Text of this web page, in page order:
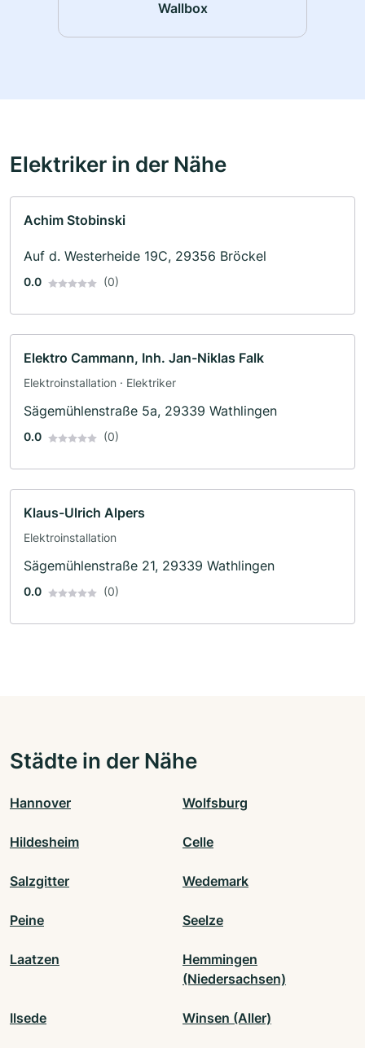
Wallbox
Elektriker in der Nähe
Achim Stobinski
Auf d. Westerheide 19C, 29356 Bröckel
0.0 (0)
Elektro Cammann, Inh. Jan-Niklas Falk
Elektroinstallation · Elektriker
Sägemühlenstraße 5a, 29339 Wathlingen
0.0 (0)
Klaus-Ulrich Alpers
Elektroinstallation
Sägemühlenstraße 21, 29339 Wathlingen
0.0 (0)
Städte in der Nähe
Hannover Wolfsburg
Hildesheim Celle
Salzgitter Wedemark
Peine Seelze
Laatzen
Hemmingen
(Niedersachsen)
Ilsede Winsen (Aller)